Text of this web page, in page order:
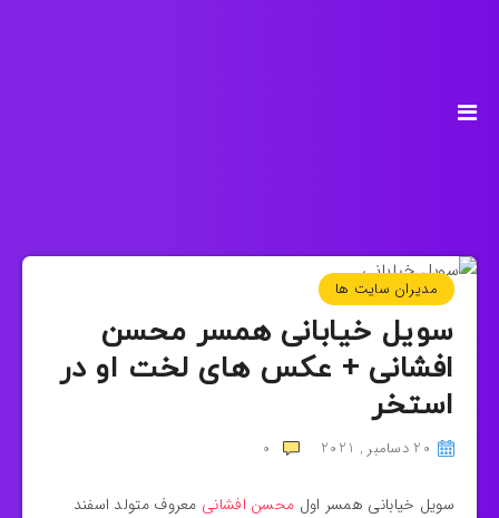
مدیران سایت ها
سویل خیابانی همسر محسن
افشانی + عکس های لخت او در
استخر
20 دسامبر , 2021 0
سویل خیابانی همسر اول محسن افشانی معروف متولد اسفند